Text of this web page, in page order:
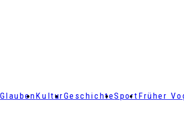
GlaubenKulturGeschichteSport Früher